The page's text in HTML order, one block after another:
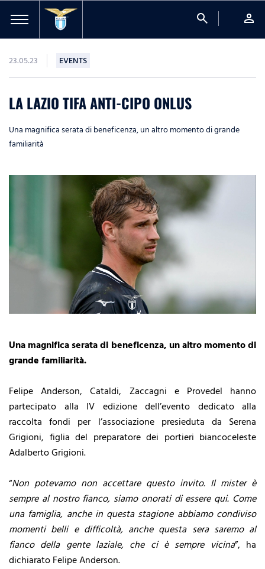
search person
23.05.23 EVENTS
LA LAZIO TIFA ANTI-CIPO ONLUS
Una magnifica serata di beneficenza, un altro momento di grande
familiarità
Una magnifica serata di beneficenza, un altro momento di
grande familiarità.
Felipe Anderson, Cataldi, Zaccagni e Provedel hanno
partecipato alla IV edizione dell’evento dedicato alla
raccolta fondi per l’associazione presieduta da Serena
Grigioni, figlia del preparatore dei portieri biancoceleste
Adalberto Grigioni.
“Non potevamo non accettare questo invito. Il mister è
sempre al nostro fianco, siamo onorati di essere qui. Come
una famiglia, anche in questa stagione abbiamo condiviso
momenti belli e difficoltà, anche questa sera saremo al
fianco della gente laziale, che ci è sempre vicina”, ha
dichiarato Felipe Anderson.